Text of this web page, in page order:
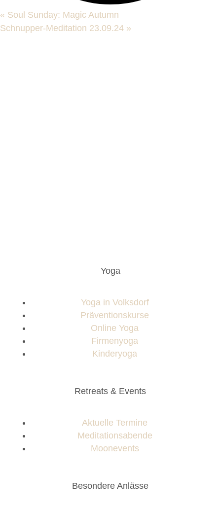
« Soul Sunday: Magic Autumn
Schnupper-Meditation 23.09.24 »
Yoga
Yoga in Volksdorf
Präventionskurse
Online Yoga
Firmenyoga
Kinderyoga
Retreats & Events
Aktuelle Termine
Meditationsabende
Moonevents
Besondere Anlässe